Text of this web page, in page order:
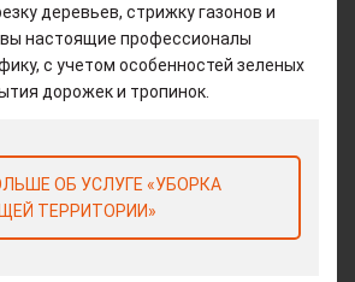
деревьев, стрижку газонов и
настоящие профессионалы
с учетом особенностей зеленых
дорожек и тропинок.
ОБ УСЛУГЕ «УБОРКА
ТЕРРИТОРИИ»